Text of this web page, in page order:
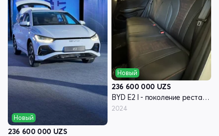
Новый
236 600 000 UZS
Новый
236 600 000 UZS
BYD E2 I - поколение рестайлинг
2024